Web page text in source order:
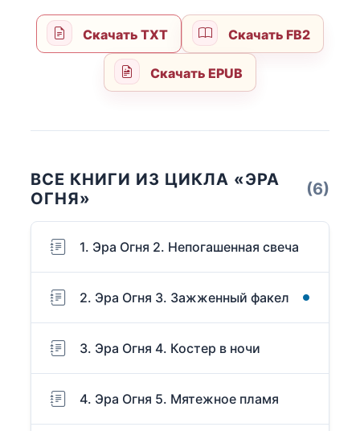
Скачать TXT Скачать FB2
Скачать EPUB
ВСЕ КНИГИ ИЗ ЦИКЛА «ЭРА
ОГНЯ»
(6)
1. Эра Огня 2. Непогашенная свеча
2. Эра Огня 3. Зажженный факел
3. Эра Огня 4. Костер в ночи
4. Эра Огня 5. Мятежное пламя